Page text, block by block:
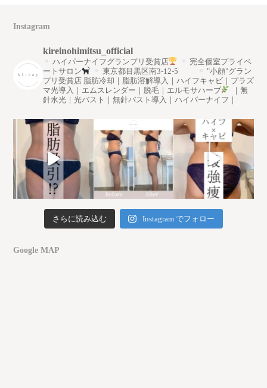
Instagram
kireinohimitsu_official
ハイパーナイフグランプリ受賞店
完全個室プライベ
ートサロン
東京都目黒区南3-12-5
"小顔"グラン
プリ受賞店 脂肪冷却｜脂肪溶解導入｜ハイフキャビ｜プラズ
マ光導入｜エムスレンダー｜脱毛｜エルモサハーブ
｜無
針水光｜光バスト｜無針バスト導入｜ハイパーナイフ｜
さらに読み込む Instagram でフォロー
Google MAP